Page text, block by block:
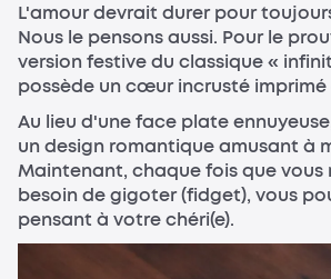
L'amour devrait durer pour
Nous le pensons aussi. Pour le
version festive du classique «
possède un cœur incrusté imprimé
Au lieu d'une face plate
un design romantique amusant à
Maintenant, chaque fois que vous
besoin de gigoter (fidget), vous
pensant à votre chéri(e).